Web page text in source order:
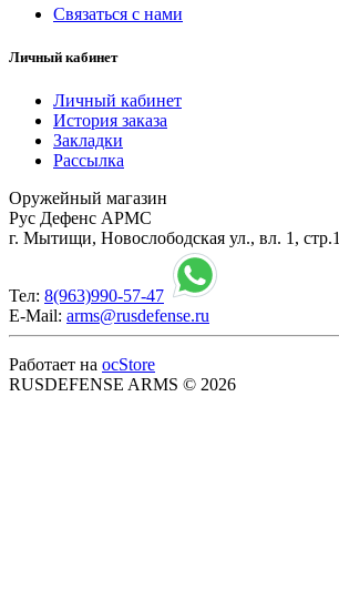
Связаться с нами
Личный кабинет
Личный кабинет
История заказа
Закладки
Рассылка
Оружейный магазин
Рус Дефенс АРМС
г. Мытищи, Новослободская ул., вл. 1, стр.1
Тел: 8(963)990-57-47
E-Mail: arms@rusdefense.ru
Работает на ocStore
RUSDEFENSE ARMS © 2026